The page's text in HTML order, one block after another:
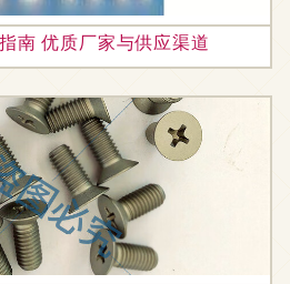
南 优质厂家与供应渠道